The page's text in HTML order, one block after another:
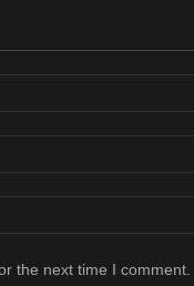
the next time I comment.